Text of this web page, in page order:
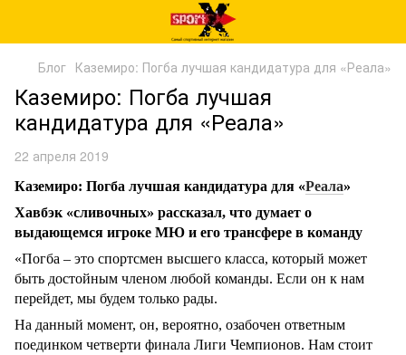
Блог Каземиро: Погба лучшая кандидатура для «Реала»
Каземиро: Погба лучшая
кандидатура для «Реала»
22 апреля 2019
Каземиро: Погба лучшая кандидатура для «Реала»
Хавбэк «сливочных» рассказал, что думает о
выдающемся игроке МЮ и его трансфере в команду
«Погба – это спортсмен высшего класса, который может
быть достойным членом любой команды. Если он к нам
перейдет, мы будем только рады.
На данный момент, он, вероятно, озабочен ответным
поединком четверти финала Лиги Чемпионов. Нам стоит